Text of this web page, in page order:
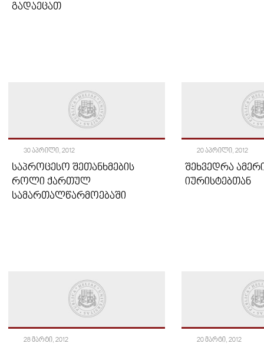
ᲒᲐᲓᲐᲔᲪᲐᲗ
30 ᲐᲞᲠᲘᲚᲘ, 2012
ᲡᲐᲞᲠᲝᲪᲔᲡᲝ ᲨᲔᲗᲐᲜᲮᲛᲔᲑᲘᲡ
ᲠᲝᲚᲘ ᲥᲐᲠᲗᲣᲚ
ᲡᲐᲛᲐᲠᲗᲐᲚᲬᲐᲠᲛᲝᲔᲑᲐᲨᲘ
20 ᲐᲞᲠᲘᲚᲘ, 2012
ᲨᲔᲮᲕᲔᲓᲠᲐ
ᲘᲣᲠᲘᲡᲢᲔᲑᲗᲐᲜ
28 ᲛᲐᲠᲢᲘ, 2012 20 ᲛᲐᲠᲢᲘ, 2012